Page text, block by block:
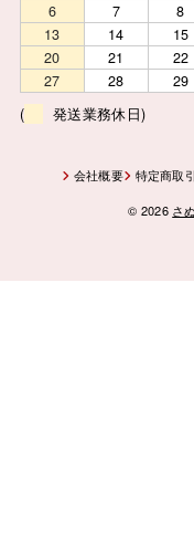
6
7 8
13
14 15
20
21 22
27
28 29
(
発送業務休日)
会社概要 特定商取
© 2026 さ